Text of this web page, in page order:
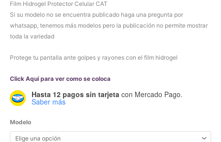
Film Hidrogel Protector Celular CAT
Si su modelo no se encuentra publicado haga una pregunta por
whatsapp, tenemos más modelos pero la publicación no permite mostrar
toda la variedad
Protege tu pantalla ante golpes y rayones con el film hidrogel
Click Aquí para ver como se coloca
Hasta 12 pagos sin tarjeta con Mercado Pago.
Saber más
Modelo